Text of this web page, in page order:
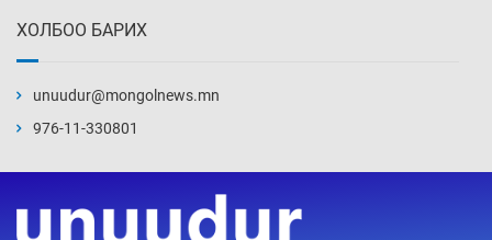
Өчигдөр 13 цаг 00 мин
Өчигдөр 12 цаг 30 мин
ХОЛБОО БАРИХ
unuudur@mongolnews.mn
976-11-330801